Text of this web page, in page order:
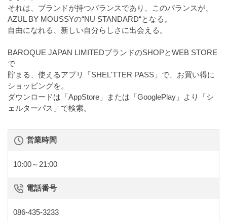
それは、ブランドが持つバランスであり、このバランスが、
AZUL BY MOUSSYの“NU STANDARD“となる。
自由になれる、新しい自分らしさに出会える。
BAROQUE JAPAN LIMITEDブランドのSHOPとWEB STORE
で
貯まる、使えるアプリ「SHEL'TTER PASS」で、お買い得に
ショッピングを。
ダウンロードは「AppStore」または「GooglePlay」より「シ
ェルターパス」で検索。
営業時間
10:00～21:00
電話番号
086-435-3233